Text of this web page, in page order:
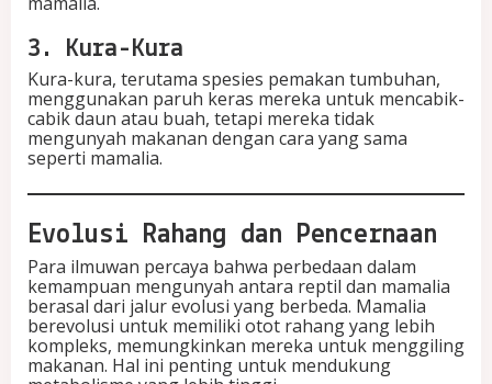
3. Kura-Kura
Kura-kura, terutama spesies pemakan tumbuhan,
menggunakan paruh keras mereka untuk mencabik-
cabik daun atau buah, tetapi mereka tidak
mengunyah makanan dengan cara yang sama
seperti mamalia.
Evolusi Rahang dan Pencernaan
Para ilmuwan percaya bahwa perbedaan dalam
kemampuan mengunyah antara reptil dan mamalia
berasal dari jalur evolusi yang berbeda. Mamalia
berevolusi untuk memiliki otot rahang yang lebih
kompleks, memungkinkan mereka untuk menggiling
makanan. Hal ini penting untuk mendukung